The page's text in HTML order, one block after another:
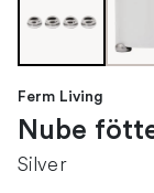
Ferm Living
Nube
Silver